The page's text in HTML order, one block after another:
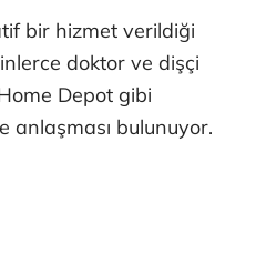
bir hizmet verildiği
doktor ve dişçi
Depot gibi
anlaşması bulunuyor.